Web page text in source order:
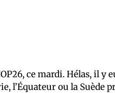
ce mardi. Hélas, il y
l’Équateur ou la Suède